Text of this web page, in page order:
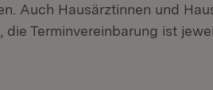
Auch Hausärztinnen und
Terminvereinbarung ist